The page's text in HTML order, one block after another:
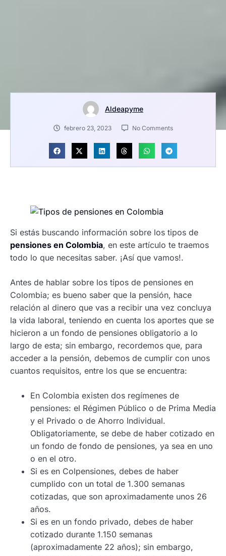
Aldeapyme
febrero 23, 2023 No Comments
Si estás buscando información sobre los tipos de
pensiones en Colombia, en este artículo te traemos
todo lo que necesitas saber. ¡Así que vamos!.
Antes de hablar sobre los tipos de pensiones en
Colombia; es bueno saber que la pensión, hace
relación al dinero que vas a recibir una vez concluya
la vida laboral, teniendo en cuenta los aportes que se
hicieron a un fondo de pensiones obligatorio a lo
largo de esta; sin embargo, recordemos que, para
acceder a la pensión, debemos de cumplir con unos
cuantos requisitos, entre los que se encuentra:
En Colombia existen dos regímenes de
pensiones: el Régimen Público o de Prima Media
y el Privado o de Ahorro Individual.
Obligatoriamente, se debe de haber cotizado en
un fondo de fondo de pensiones, ya sea en uno
o en el otro.
Si es en Colpensiones, debes de haber
cumplido con un total de 1.300 semanas
cotizadas, que son aproximadamente unos 26
años.
Si es en un fondo privado, debes de haber
cotizado durante 1.150 semanas
(aproximadamente 22 años); sin embargo,